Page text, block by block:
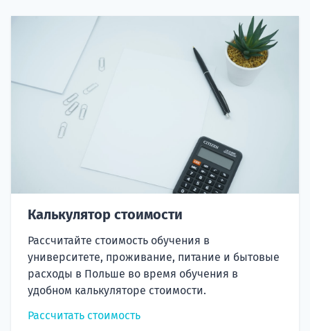
Калькулятор стоимости
Рассчитайте стоимость обучения в
университете, проживание, питание и бытовые
расходы в Польше во время обучения в
удобном калькуляторе стоимости.
Рассчитать стоимость